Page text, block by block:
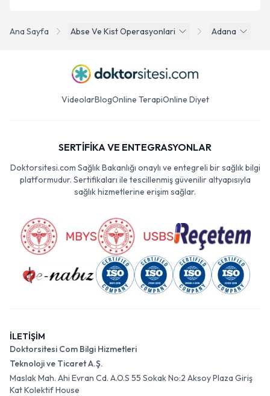
Ana Sayfa Abse Ve Kist Operasyonlari Adana
VideolarBlogOnline TerapiOnline Diyet
SERTİFİKA VE ENTEGRASYONLAR
Doktorsitesi.com Sağlık Bakanlığı onaylı ve entegreli bir sağlık bilgi
platformudur. Sertifikaları ile tescillenmiş güvenilir altyapısıyla
sağlık hizmetlerine erişim sağlar.
İLETİŞİM
Doktorsitesi Com Bilgi Hizmetleri
Teknoloji ve Ticaret A.Ş.
Maslak Mah. Ahi Evran Cd. A.O.S 55 Sokak No:2 Aksoy Plaza Giriş
Kat Kolektif House